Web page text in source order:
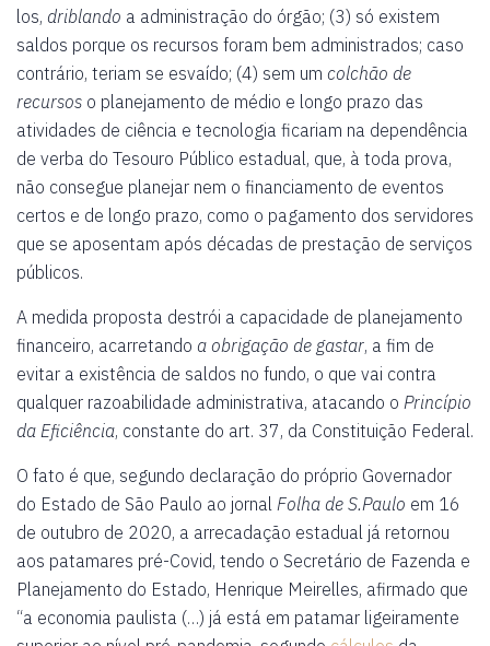
los, driblando a administração do órgão; (3) só existem
saldos porque os recursos foram bem administrados; caso
contrário, teriam se esvaído; (4) sem um colchão de
recursos o planejamento de médio e longo prazo das
atividades de ciência e tecnologia ficariam na dependência
de verba do Tesouro Público estadual, que, à toda prova,
não consegue planejar nem o financiamento de eventos
certos e de longo prazo, como o pagamento dos servidores
que se aposentam após décadas de prestação de serviços
públicos.
A medida proposta destrói a capacidade de planejamento
financeiro, acarretando a obrigação de gastar, a fim de
evitar a existência de saldos no fundo, o que vai contra
qualquer razoabilidade administrativa, atacando o Princípio
da Eficiência, constante do art. 37, da Constituição Federal.
O fato é que, segundo declaração do próprio Governador
do Estado de São Paulo ao jornal Folha de S.Paulo em 16
de outubro de 2020, a arrecadação estadual já retornou
aos patamares pré-Covid, tendo o Secretário de Fazenda e
Planejamento do Estado, Henrique Meirelles, afirmado que
“a economia paulista (…) já está em patamar ligeiramente